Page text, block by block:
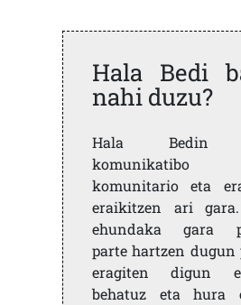
Hala Bedi
nahi duzu?
Hala Bedin
komunitario eta
eraikitzen ari
ehundaka gara
parte hartzen dugun
eragiten digun
behatuz eta hura